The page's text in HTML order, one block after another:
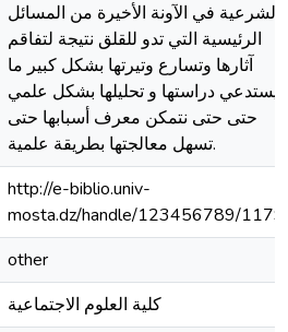
الشرعية في الآونة الأخيرة من المسائل
الرئيسية التي تدو للقلق نتيجة لتفاقم
آثارها وتسارع وتيرتها بشكل كبير ما
يستدعي دراستها و تحليلها بشكل علمي
حتى حتى نتمكن معرف أسبابها حتى
تسهل معالجتها بطريقة علمية.
http://e-biblio.univ-
mosta.dz/handle/123456789/
other
كلية العلوم الاجتماعية